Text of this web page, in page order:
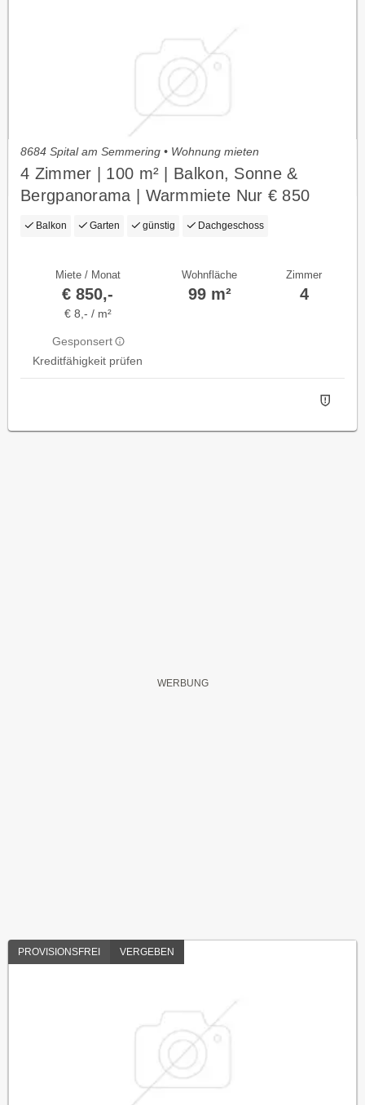
8684 Spital am Semmering • Wohnung mieten
4 Zimmer | 100 m² | Balkon, Sonne &
Bergpanorama | Warmmiete Nur € 850
Balkon Garten günstig Dachgeschoss
Miete / Monat
€ 850,-
€ 8,- / m²
Gesponsert
Kreditfähigkeit prüfen
Wohnfläche
99 m²
Zimmer
4
PROVISIONSFREI VERGEBEN